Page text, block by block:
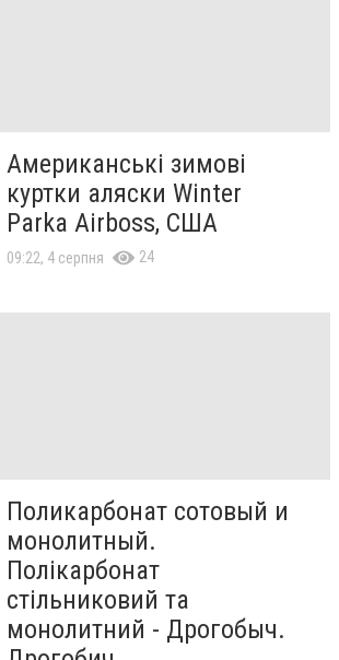
Американські зимові
куртки аляски Winter
Parka Airboss, США
09:22, 4 серпня 24
Поликарбонат сотовый и
монолитный.
Полікарбонат
стільниковий та
монолитний - Дрогобыч.